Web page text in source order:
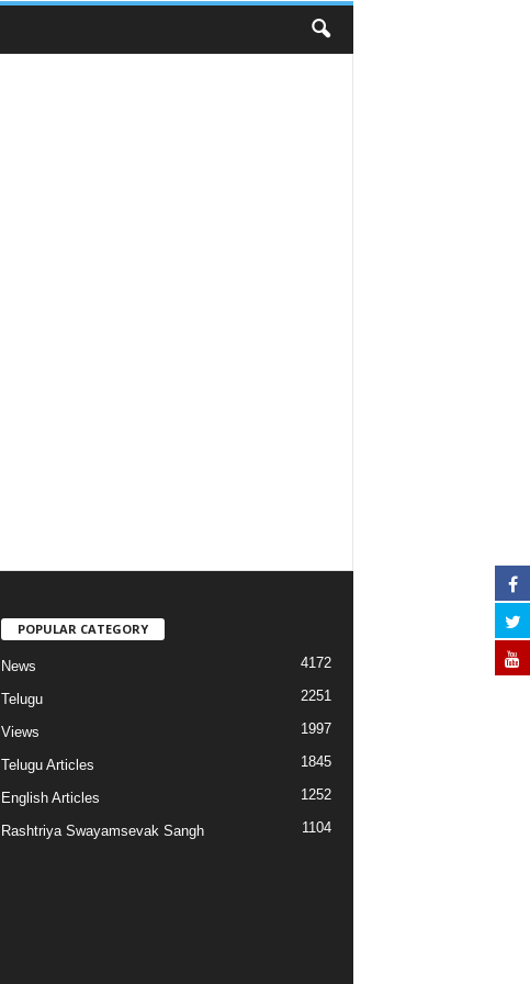
POPULAR CATEGORY
News 4172
Telugu 2251
Views 1997
Telugu Articles 1845
English Articles 1252
Rashtriya Swayamsevak Sangh 1104